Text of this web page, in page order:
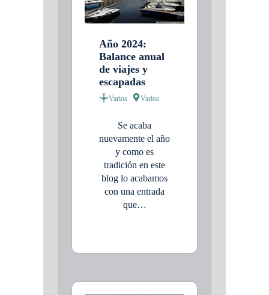
Año 2024:
Balance anual
de viajes y
escapadas
Varios Varios
Se acaba
nuevamente el año
y como es
tradición en este
blog lo acabamos
con una entrada
que…